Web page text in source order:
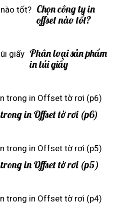
Chọn công ty in
offset nào tốt?
Phân loại sản phẩm
in túi giấy
in Offset tờ rơi (p6)
in Offset tờ rơi (p5)